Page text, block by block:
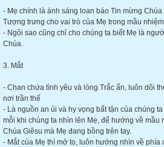
- Mẹ chính là ánh sáng loan báo Tin mừng
Tượng trưng cho vai trò của Mẹ trong mầu
- Ngôi sao cũng chỉ cho chúng ta biết Mẹ là
Chúa.
3. Mắt
- Chan chứa tình yêu và lòng Trắc ẩn, luôn dõi
nơi trần thế
- Là nguồn an ủi và hy vọng bất tận của chúng
mỗi khi chúng ta nhìn lên Mẹ, để hướng về mầu
Chúa Giêsu mà Mẹ đang bồng trên tay.
- Mắt của Mẹ thì mở to, luôn hướng nhìn về phía